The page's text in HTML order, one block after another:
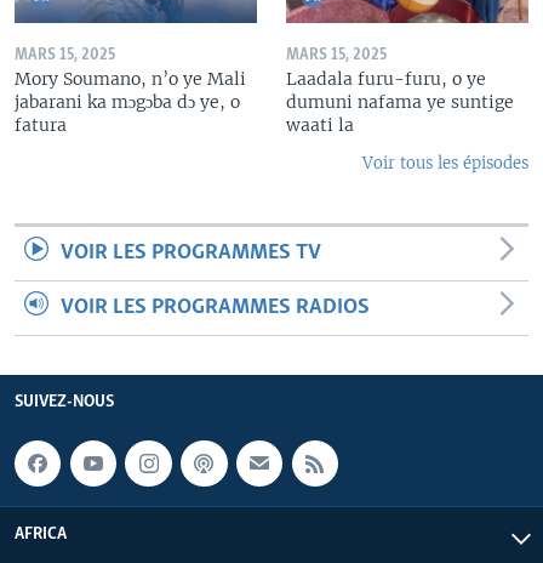
MARS 15, 2025
Mory Soumano, n’o ye Mali
jabarani ka mɔgɔba dɔ ye, o
fatura
MARS 15, 2025
Laadala furu-furu, o ye
dumuni nafama ye suntige
waati la
Voir tous les épisodes
VOIR LES PROGRAMMES TV
VOIR LES PROGRAMMES RADIOS
SUIVEZ-NOUS
AFRICA